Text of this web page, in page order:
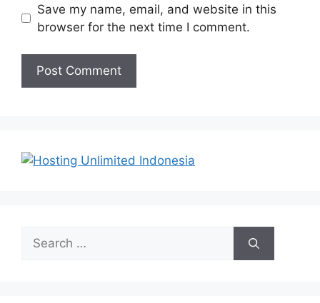
Save my name, email, and website in this
browser for the next time I comment.
Search
for: